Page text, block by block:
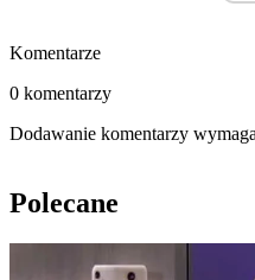
Komentarze
0 komentarzy
Dodawanie komentarzy
Polecane